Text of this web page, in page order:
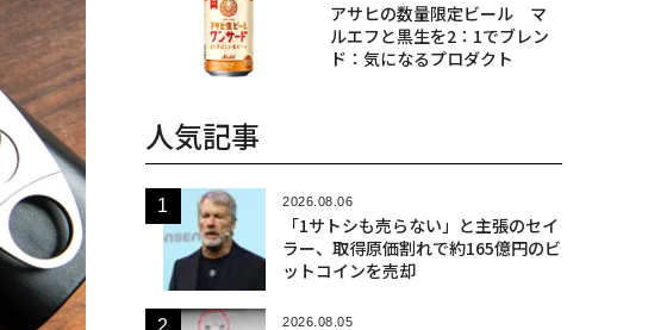
アサヒの数量限定ビール マ
ルエフと黒生を2：1でブレン
ド：気になるプロダクト
人気記事
2026.08.06
「1サトシも売らない」と主張のセイ
ラー、取得原価割れで約165億円のビ
ットコインを売却
2026.08.05